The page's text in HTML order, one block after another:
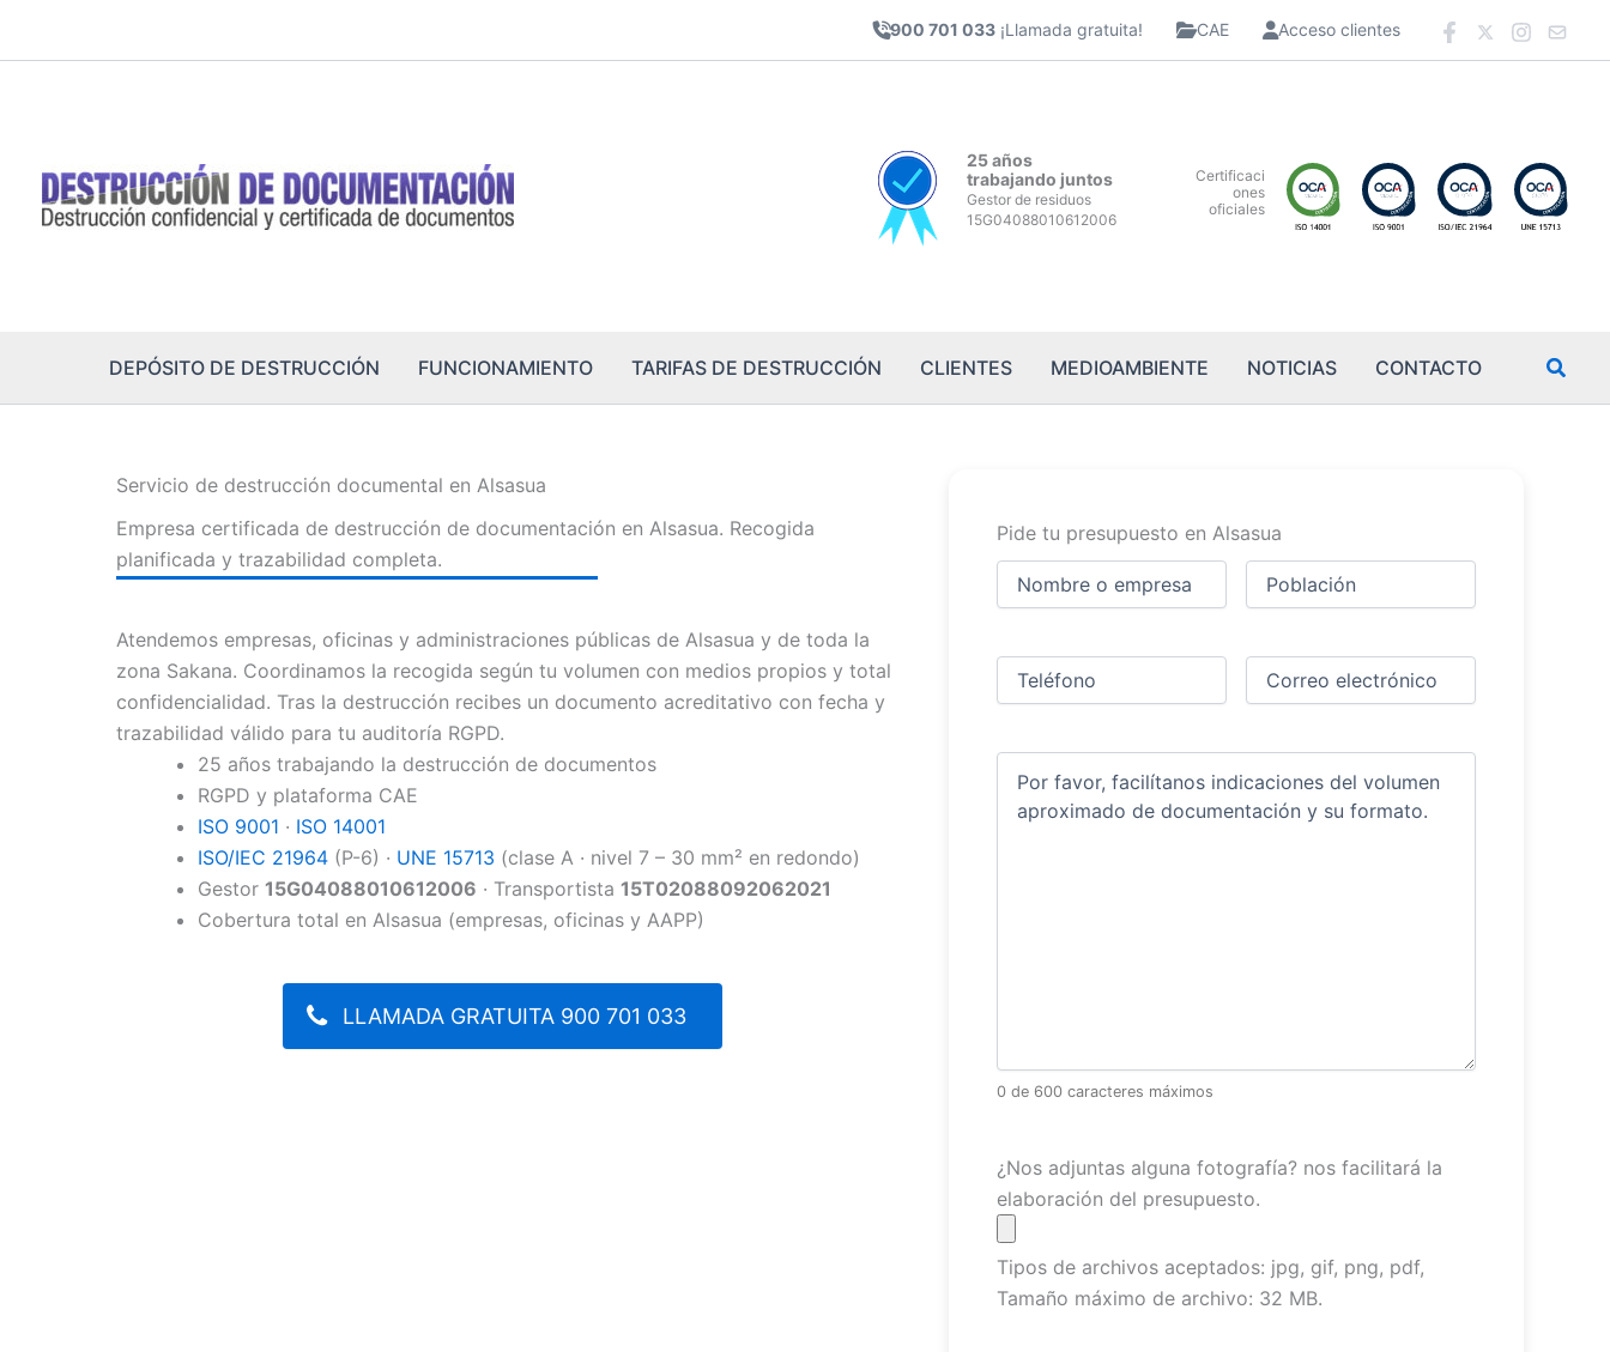
900 701 033 ¡Llamada gratuita! CAE Acceso clientes
25 años
trabajando juntos
Gestor de residuos
15G04088010612006
Certificaci
ones
oficiales
DEPÓSITO DE DESTRUCCIÓN FUNCIONAMIENTO TARIFAS DE DESTRUCCIÓN CLIENTES MEDIOAMBIENTE NOTICIAS CONTACTO
Servicio de destrucción documental en Alsasua
Empresa certificada de destrucción de documentación en Alsasua. Recogida
planificada y trazabilidad completa.
Atendemos empresas, oficinas y administraciones públicas de Alsasua y de toda la
zona Sakana. Coordinamos la recogida según tu volumen con medios propios y total
confidencialidad. Tras la destrucción recibes un documento acreditativo con fecha y
trazabilidad válido para tu auditoría RGPD.
25 años trabajando la destrucción de documentos
RGPD y plataforma CAE
ISO 9001 · ISO 14001
ISO/IEC 21964 (P-6) · UNE 15713 (clase A · nivel 7 – 30 mm² en redondo)
Gestor 15G04088010612006 · Transportista 15T02088092062021
Cobertura total en Alsasua (empresas, oficinas y AAPP)
LLAMADA GRATUITA 900 701 033
Pide tu presupuesto en Alsasua
Nombre
Ciudad
Teléfono
Correo
electrónico (Obligatorio)
Comentarios
0 de 600 caracteres máximos
Archivo
¿Nos adjuntas alguna fotografía? nos facilitará la
elaboración del presupuesto.
Tipos de archivos aceptados: jpg, gif, png, pdf,
Tamaño máximo de archivo: 32 MB.